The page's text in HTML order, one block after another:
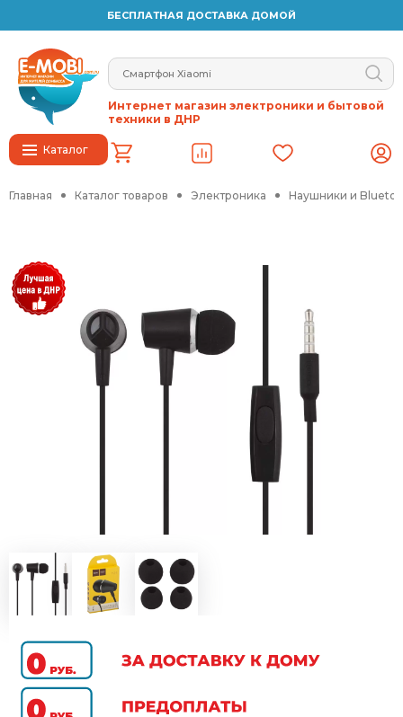
БЕСПЛАТНАЯ ДОСТАВКА ДОМОЙ
Каталог
Интернет магазин электроники и бытовой
техники в ДНР
Главная Каталог товаров Электроника Наушники и